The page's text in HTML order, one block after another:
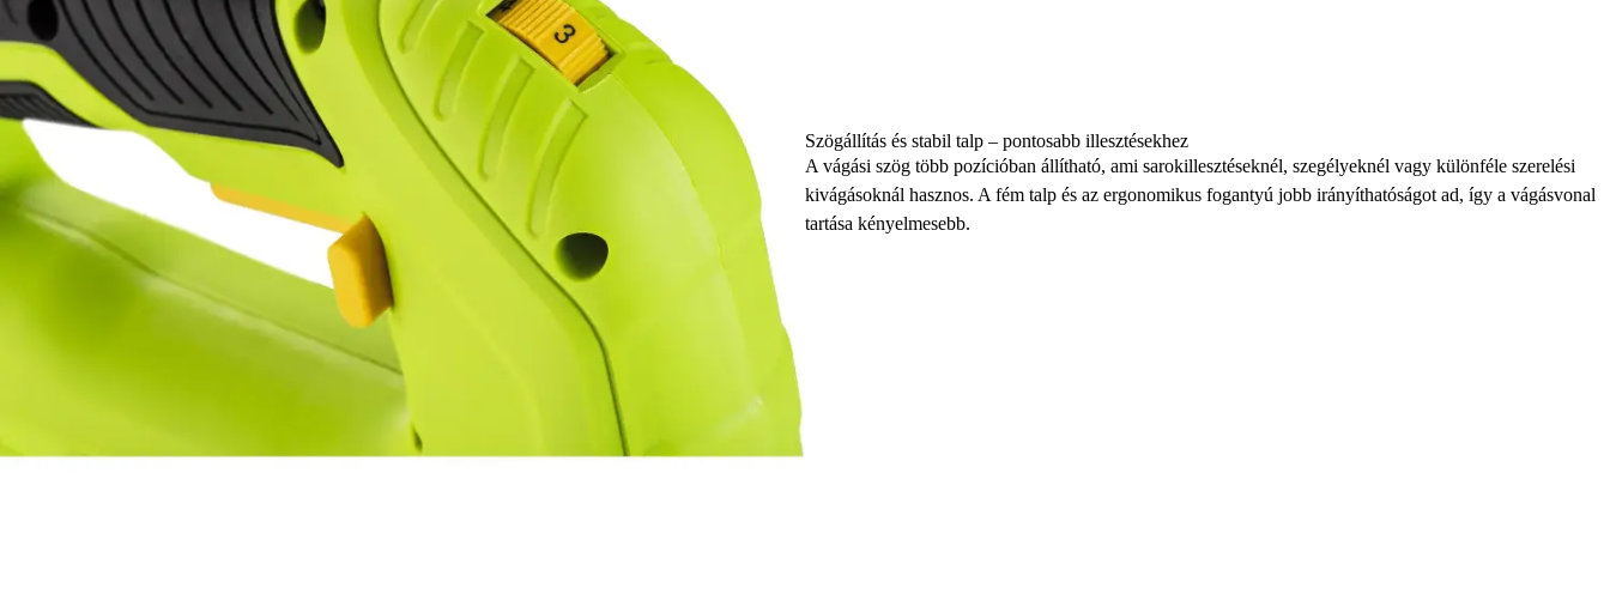
Szögállítás és stabil talp – pontosabb illesztésekhez
A vágási szög több pozícióban állítható, ami sarokillesztéseknél, szegélyeknél vagy különféle szerelési
kivágásoknál hasznos. A fém talp és az ergonomikus fogantyú jobb irányíthatóságot ad, így a vágásvonal
tartása kényelmesebb.